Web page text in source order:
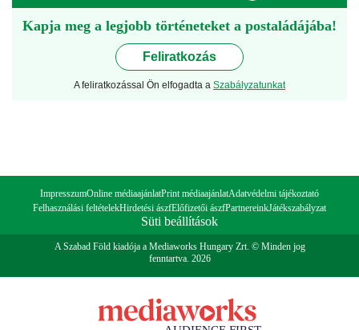
Kapja meg a legjobb történeteket a postaládájába!
Feliratkozás
A feliratkozással Ön elfogadta a Szabályzatunkat
ImpresszumOnline médiaajánlatPrint médiaajánlatAdatvédelmi tájékoztató
Felhasználási feltételekHirdetési ászfElőfizetői ászfPartnereinkJátékszabályzat
Süti beállítások
A Szabad Föld kiadója a Mediaworks Hungary Zrt. © Minden jog
fenntartva. 2026